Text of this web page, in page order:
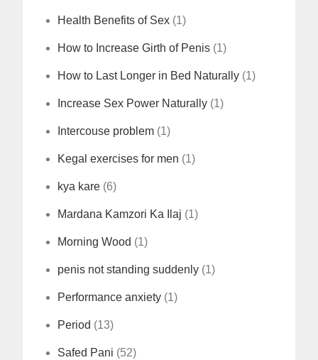
Health Benefits of Sex (1)
How to Increase Girth of Penis (1)
How to Last Longer in Bed Naturally (1)
Increase Sex Power Naturally (1)
Intercouse problem (1)
Kegal exercises for men (1)
kya kare (6)
Mardana Kamzori Ka Ilaj (1)
Morning Wood (1)
penis not standing suddenly (1)
Performance anxiety (1)
Period (13)
Safed Pani (52)